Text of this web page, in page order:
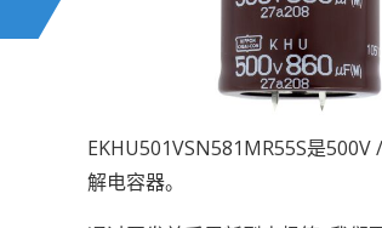
EKHU501VSN581MR55S是
解电容器。